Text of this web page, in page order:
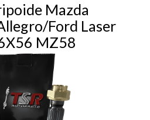
Mazda
Ford Laser
MZ58